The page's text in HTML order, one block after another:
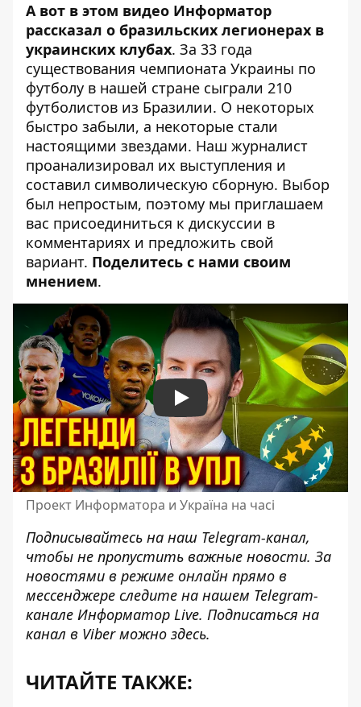
А вот в этом видео Информатор
рассказал о бразильских легионерах в
украинских клубах. За 33 года
существования чемпионата Украины по
футболу в нашей стране сыграли 210
футболистов из Бразилии. О некоторых
быстро забыли, а некоторые стали
настоящими звездами. Наш журналист
проанализировал их выступления и
составил символическую сборную. Выбор
был непростым, поэтому мы приглашаем
вас присоединиться к дискуссии в
комментариях и предложить свой
вариант. Поделитесь с нами своим
мнением.
Play
Проект Информатора и Україна на часі
Подписывайтесь на наш Telegram-канал,
чтобы не пропустить важные новости. За
новостями в режиме онлайн прямо в
мессенджере следите на нашем Telegram-
канале Информатор Live. Подписаться на
канал в Viber можно здесь.
ЧИТАЙТЕ ТАКЖЕ: